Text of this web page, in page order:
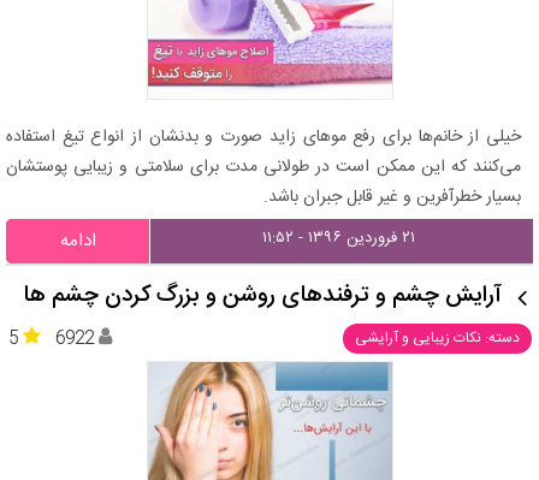
خیلی از خانم‌ها برای رفع موهای زاید صورت و بدنشان از انواع تیغ استفاده
می‌کنند که این ممکن است در طولانی مدت برای سلامتی و زیبایی پوستشان
بسیار خطرآفرین و غیر قابل جبران باشد.
۲۱ فروردین ۱۳۹۶ - ۱۱:۵۲ ادامه
آرایش چشم و ترفندهای روشن و بزرگ کردن چشم ها
دسته: نکات زیبایی و آرایشی 5 6922